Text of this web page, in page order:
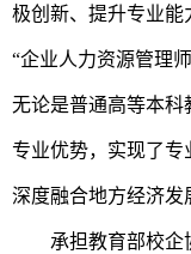
极创新、提升专业能
“企业人力资源管理
无论是普通高等本科
专业优势，实现了专
深度融合地方经济发
承担教育部校企